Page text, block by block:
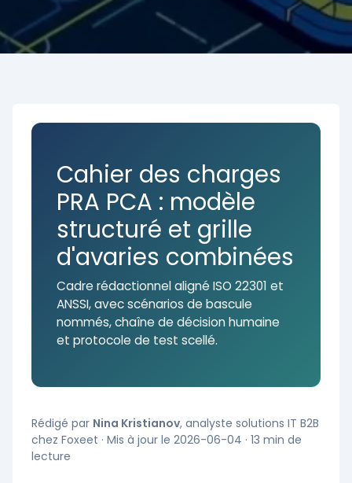
Cahier des charges
PRA PCA : modèle
structuré et grille
d'avaries combinées
Cadre rédactionnel aligné ISO 22301 et
ANSSI, avec scénarios de bascule
nommés, chaîne de décision humaine
et protocole de test scellé.
Rédigé par Nina Kristianov, analyste solutions IT B2B
chez Foxeet · Mis à jour le 2026-06-04 · 13 min de
lecture